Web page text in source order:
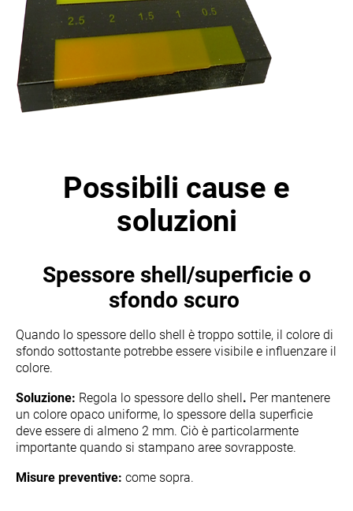
Possibili cause e
soluzioni
Spessore shell/superficie o
sfondo scuro
Quando lo spessore dello shell è troppo sottile, il colore di
sfondo sottostante potrebbe essere visibile e influenzare il
colore.
Soluzione: Regola lo spessore dello shell. Per mantenere
un colore opaco uniforme, lo spessore della superficie
deve essere di almeno 2 mm. Ciò è particolarmente
importante quando si stampano aree sovrapposte.
Misure preventive: come sopra.